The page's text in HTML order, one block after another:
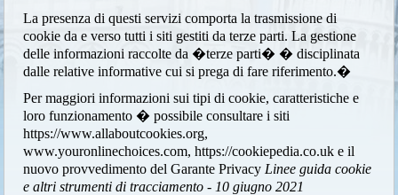
La presenza di questi servizi comporta la trasmissione di
cookie da e verso tutti i siti gestiti da terze parti. La gestione
delle informazioni raccolte da �terze parti� � disciplinata
dalle relative informative cui si prega di fare riferimento.�
Per maggiori informazioni sui tipi di cookie, caratteristiche e
loro funzionamento � possibile consultare i siti
https://www.allaboutcookies.org,
www.youronlinechoices.com, https://cookiepedia.co.uk e il
nuovo provvedimento del Garante Privacy Linee guida cookie
e altri strumenti di tracciamento - 10 giugno 2021